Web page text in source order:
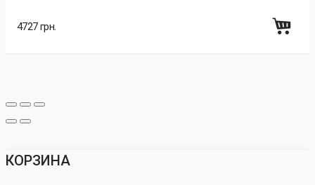
4727 грн.
КОРЗИНА